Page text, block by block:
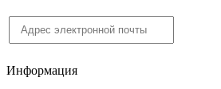
Информация